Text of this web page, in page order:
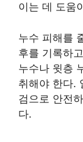
이는 데 도움
누수 피해를
후를 기록하
누수나 윗층
취해야 한다.
검으로 안전
다.